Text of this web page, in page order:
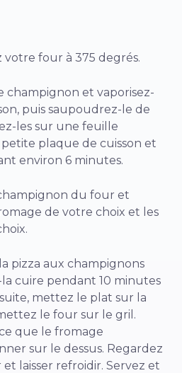
votre four à 375 degrés.
champignon et vaporisez-
puis saupoudrez-le de
les sur une feuille
plaque de cuisson et
environ 6 minutes.
du four et
de votre choix et les
pizza aux champignons
cuire pendant 10 minutes
mettez le plat sur la
le four sur le gril.
que le fromage
sur le dessus. Regardez
laisser refroidir. Servez et